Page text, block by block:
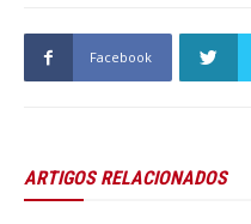
Facebook
ARTIGOS RELACIONADOS